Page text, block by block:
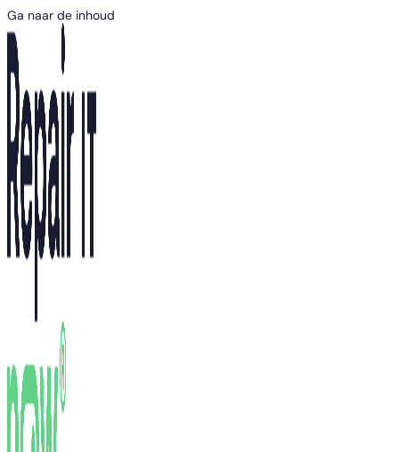
Ga naar de inhoud